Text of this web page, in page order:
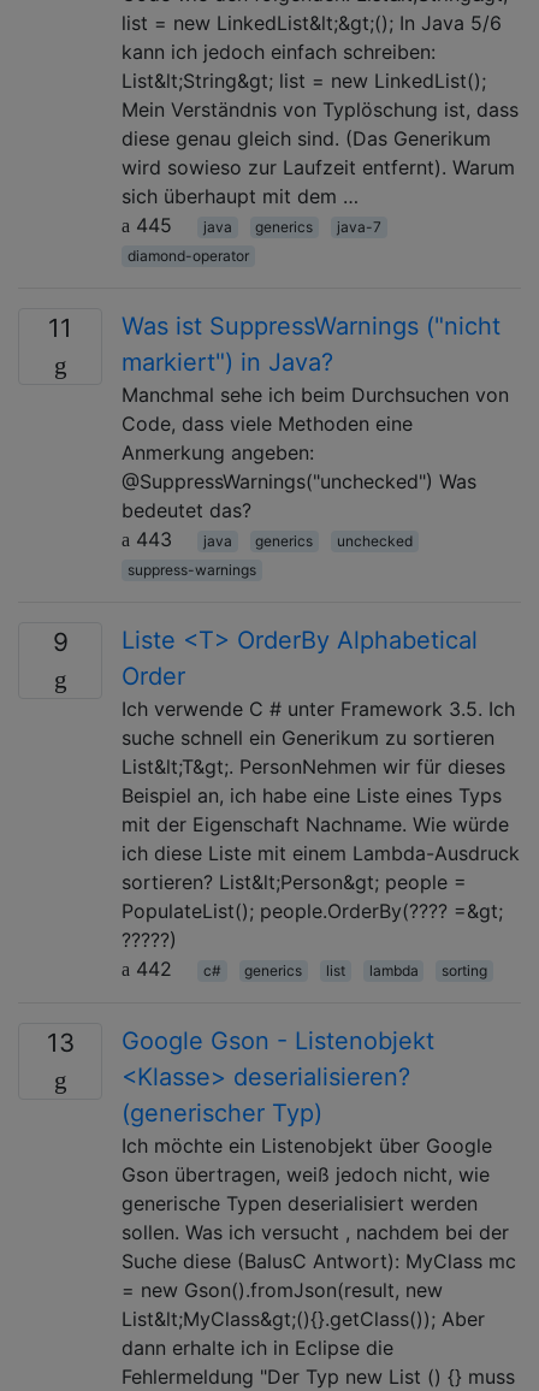
list = new LinkedList&lt;&gt;(); In Java 5/6
kann ich jedoch einfach schreiben:
List&lt;String&gt; list = new LinkedList();
Mein Verständnis von Typlöschung ist, dass
diese genau gleich sind. (Das Generikum
wird sowieso zur Laufzeit entfernt). Warum
sich überhaupt mit dem …
445
java generics
java-7
diamond-operator
11
Was ist SuppressWarnings ("nicht
markiert") in Java?
Manchmal sehe ich beim Durchsuchen von
Code, dass viele Methoden eine
Anmerkung angeben:
@SuppressWarnings("unchecked") Was
bedeutet das?
443
java generics
unchecked
suppress-warnings
9
Liste <T> OrderBy Alphabetical
Order
Ich verwende C # unter Framework 3.5. Ich
suche schnell ein Generikum zu sortieren
List&lt;T&gt;. PersonNehmen wir für dieses
Beispiel an, ich habe eine Liste eines Typs
mit der Eigenschaft Nachname. Wie würde
ich diese Liste mit einem Lambda-Ausdruck
sortieren? List&lt;Person&gt; people =
PopulateList(); people.OrderBy(???? =&gt;
?????)
442
c# generics list lambda sorting
13
Google Gson - Listenobjekt
<Klasse> deserialisieren?
(generischer Typ)
Ich möchte ein Listenobjekt über Google
Gson übertragen, weiß jedoch nicht, wie
generische Typen deserialisiert werden
sollen. Was ich versucht , nachdem bei der
Suche diese (BalusC Antwort): MyClass mc
= new Gson().fromJson(result, new
List&lt;MyClass&gt;(){}.getClass()); Aber
dann erhalte ich in Eclipse die
Fehlermeldung "Der Typ new List () {} muss